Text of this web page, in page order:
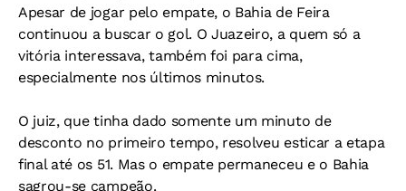
Apesar de jogar pelo empate, o Bahia de Feira
continuou a buscar o gol. O Juazeiro, a quem só a
vitória interessava, também foi para cima,
especialmente nos últimos minutos.
O juiz, que tinha dado somente um minuto de
desconto no primeiro tempo, resolveu esticar a etapa
final até os 51. Mas o empate permaneceu e o Bahia
sagrou-se campeão.